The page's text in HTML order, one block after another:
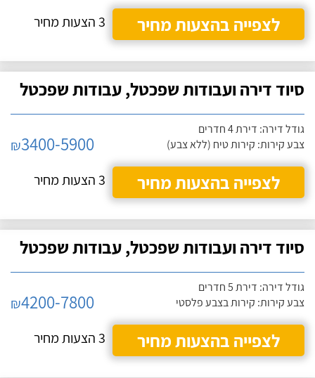
לצפייה בהצעות מחיר 3 הצעות מחיר
סיוד דירה ועבודות שפכטל, עבודות שפכטל
גודל דירה: דירת 4 חדרים
צבע קירות: קירות טיח (ללא צבע)
₪3400-5900
לצפייה בהצעות מחיר
3 הצעות מחיר
סיוד דירה ועבודות שפכטל, עבודות שפכטל
גודל דירה: דירת 5 חדרים
צבע קירות: קירות בצבע פלסטי
₪4200-7800
לצפייה בהצעות מחיר
3 הצעות מחיר